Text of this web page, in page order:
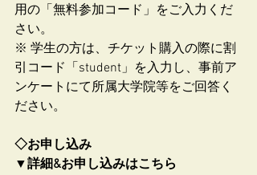
用の「無料参加コード」をご入力くだ
さい。
※ 学生の方は、チケット購入の際に割
引コード「student」を入力し、事前ア
ンケートにて所属大学院等をご回答く
ださい。
◇お申し込み
▼詳細&お申し込みはこちら